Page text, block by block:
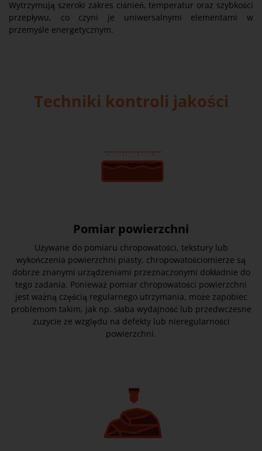
Wytrzymują szeroki zakres ciśnień, temperatur oraz szybkości
przepływu, co czyni je uniwersalnymi elementami w
przemyśle energetycznym.
Techniki kontroli jakości
Pomiar powierzchni
Używane do pomiaru chropowatości, tekstury lub
wykończenia powierzchni piasty, chropowatościomierze są
dobrze znanymi urządzeniami przeznaczonymi dokładnie do
tego zadania. Ponieważ pomiar chropowatości powierzchni
jest ważną częścią regularnego utrzymania, może zapobiec
problemom takim, jak np. słaba wydajność lub przedwczesne
zużycie ze względu na defekty lub nieregularności
powierzchni.